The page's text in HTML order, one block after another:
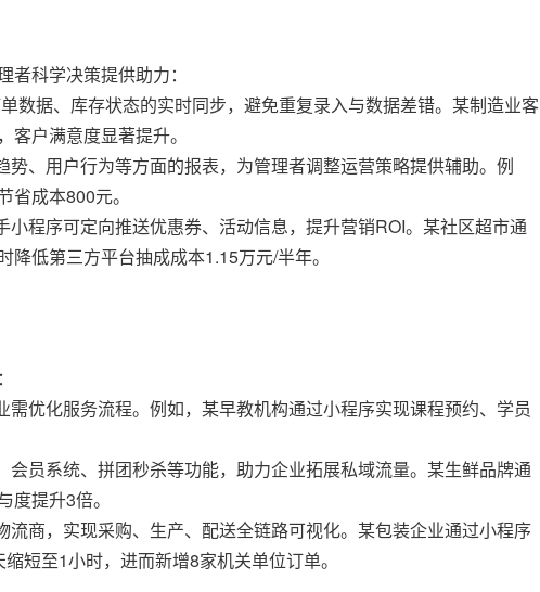
科学决策提供助力：
数据、库存状态的实时同步，避免重复录入与数据差错。某制造业客
户满意度显著提升。
、用户行为等方面的报表，为管理者调整运营策略提供辅助。例
成本800元。
程序可定向推送优惠券、活动信息，提升营销ROI。某社区超市通
低第三方平台抽成成本1.15万元/半年。
优化服务流程。例如，某早教机构通过小程序实现课程预约、学员
员系统、拼团秒杀等功能，助力企业拓展私域流量。某生鲜品牌通
提升3倍。
商，实现采购、生产、配送全链路可视化。某包装企业通过小程序
短至1小时，进而新增8家机关单位订单。